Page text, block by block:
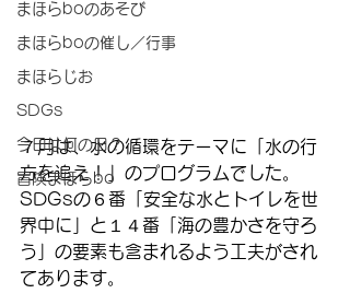
まほらboのあそび
まほらboの催し／行事
まほらじお
SDGs
今日は何の日？
冒険まほらbo
７月は、水の循環をテーマに「水の行
方を追え！」のプログラムでした。
SDGsの６番「安全な水とトイレを世
界中に」と１４番「海の豊かさを守ろ
う」の要素も含まれるよう工夫がされ
てあります。